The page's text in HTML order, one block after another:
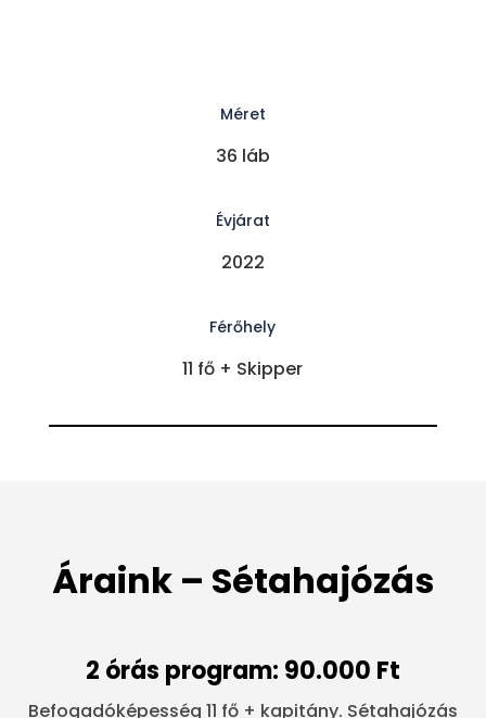
Méret
36 láb
Évjárat
2022
Férőhely
11 fő + Skipper
Áraink – Sétahajózás
2 órás program: 90.000 Ft
Befogadóképesség 11 fő + kapitány. Sétahajózás